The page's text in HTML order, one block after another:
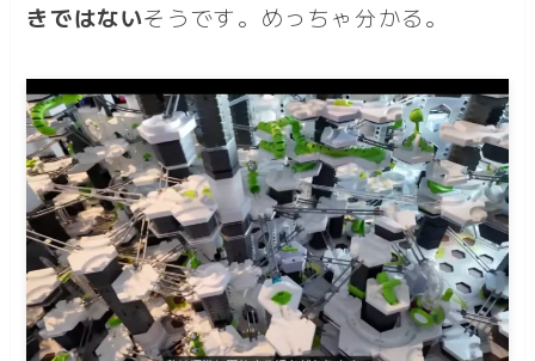
きではないそうです。めっちゃ分かる。